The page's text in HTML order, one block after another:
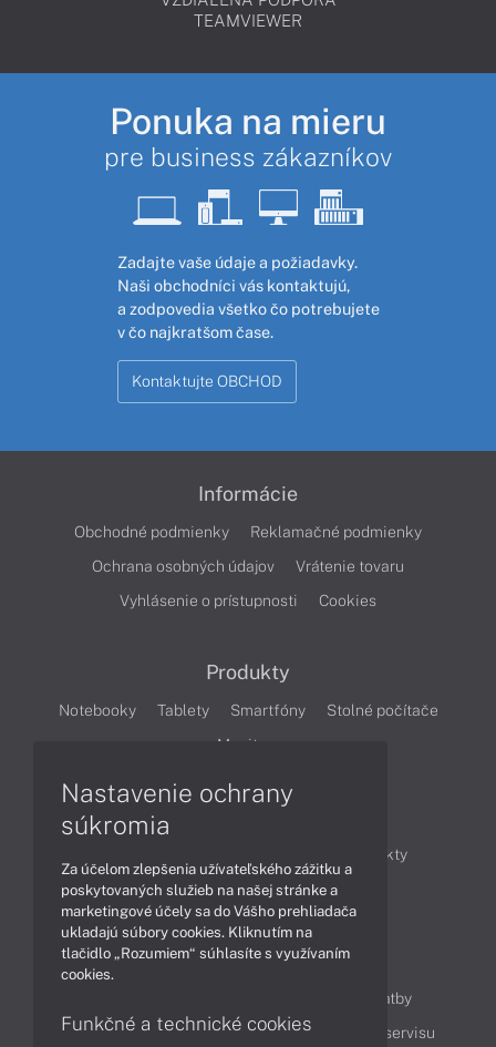
TEAMVIEWER
Ponuka na mieru
pre business zákazníkov
Zadajte vaše údaje a požiadavky.
Naši obchodníci vás kontaktujú,
a zodpovedia všetko čo potrebujete
v čo najkratšom čase.
Kontaktujte OBCHOD
Informácie
Obchodné podmienky
Reklamačné podmienky
Ochrana osobných údajov
Vrátenie tovaru
Vyhlásenie o prístupnosti
Cookies
Produkty
Notebooky Tablety Smartfóny
Stolné počítače
Monitory
Produkty
Technológie
Videá
Obsah
Možnosti doručenia a platby
Podpora a servis
Servisné služby Cenník servisu
Nastavenie ochrany
súkromia
Za účelom zlepšenia užívateľského zážitku a
poskytovaných služieb na našej stránke a
marketingové účely sa do Vášho prehliadača
ukladajú súbory cookies. Kliknutím na
tlačidlo „Rozumiem“ súhlasíte s využívaním
cookies.
Funkčné a technické cookies